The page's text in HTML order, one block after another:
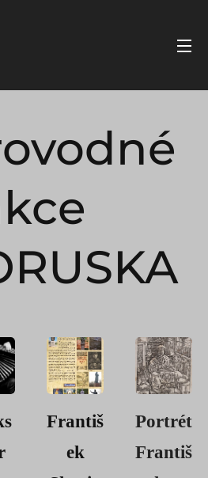
Františ
ek
Portrét
Františ